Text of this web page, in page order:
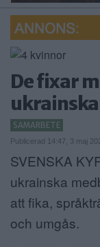
KALENDER
KONTAKT
SAMARBETEN
ANNONSERA
NÄRINGSLIV
MER
De fixar
SAMARBETE
Publicerad 14:47, 3 maj
SVENSKA
ukrainska
att fika,
och umgås.